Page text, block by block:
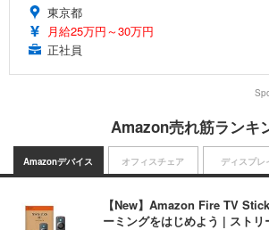
東京都
月給25万円～30万円
正社員
Amazon売れ筋ランキ
Amazonデバイス
【New】Amazon Fire TV
ーミングをはじめよう | スト
オフィスチェア ディスプレ